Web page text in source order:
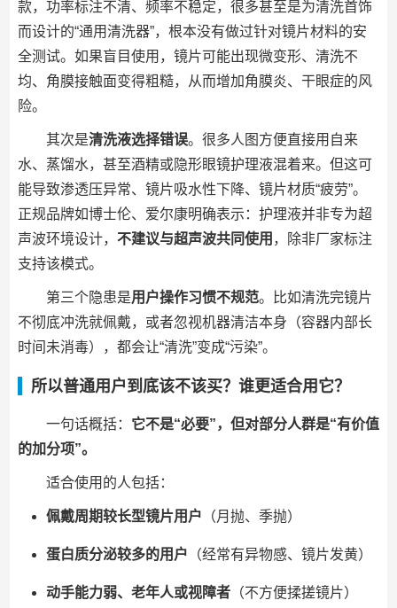
款，功率标注不清、频率不稳定，很多甚至是为清洗首饰
而设计的“通用清洗器”，根本没有做过针对镜片材料的安
全测试。如果盲目使用，镜片可能出现微变形、清洗不
均、角膜接触面变得粗糙，从而增加角膜炎、干眼症的风
险。
其次是清洗液选择错误。很多人图方便直接用自来
水、蒸馏水，甚至酒精或隐形眼镜护理液混着来。但这可
能导致渗透压异常、镜片吸水性下降、镜片材质“疲劳”。
正规品牌如博士伦、爱尔康明确表示：护理液并非专为超
声波环境设计， 不建议与超声波共同使用 ，除非厂家标注
支持该模式。
第三个隐患是用户操作习惯不规范。比如清洗完镜片
不彻底冲洗就佩戴，或者忽视机器清洁本身（容器内部长
时间未消毒），都会让“清洗”变成“污染”。
所以普通用户到底该不该买？谁更适合用它？
一句话概括： 它不是“必要”，但对部分人群是“有价值
的加分项”。
适合使用的人包括：
佩戴周期较长型镜片用户 （月抛、季抛）
蛋白质分泌较多的用户 （经常有异物感、镜片发黄）
动手能力弱、老年人或视障者（不方便揉搓镜片）